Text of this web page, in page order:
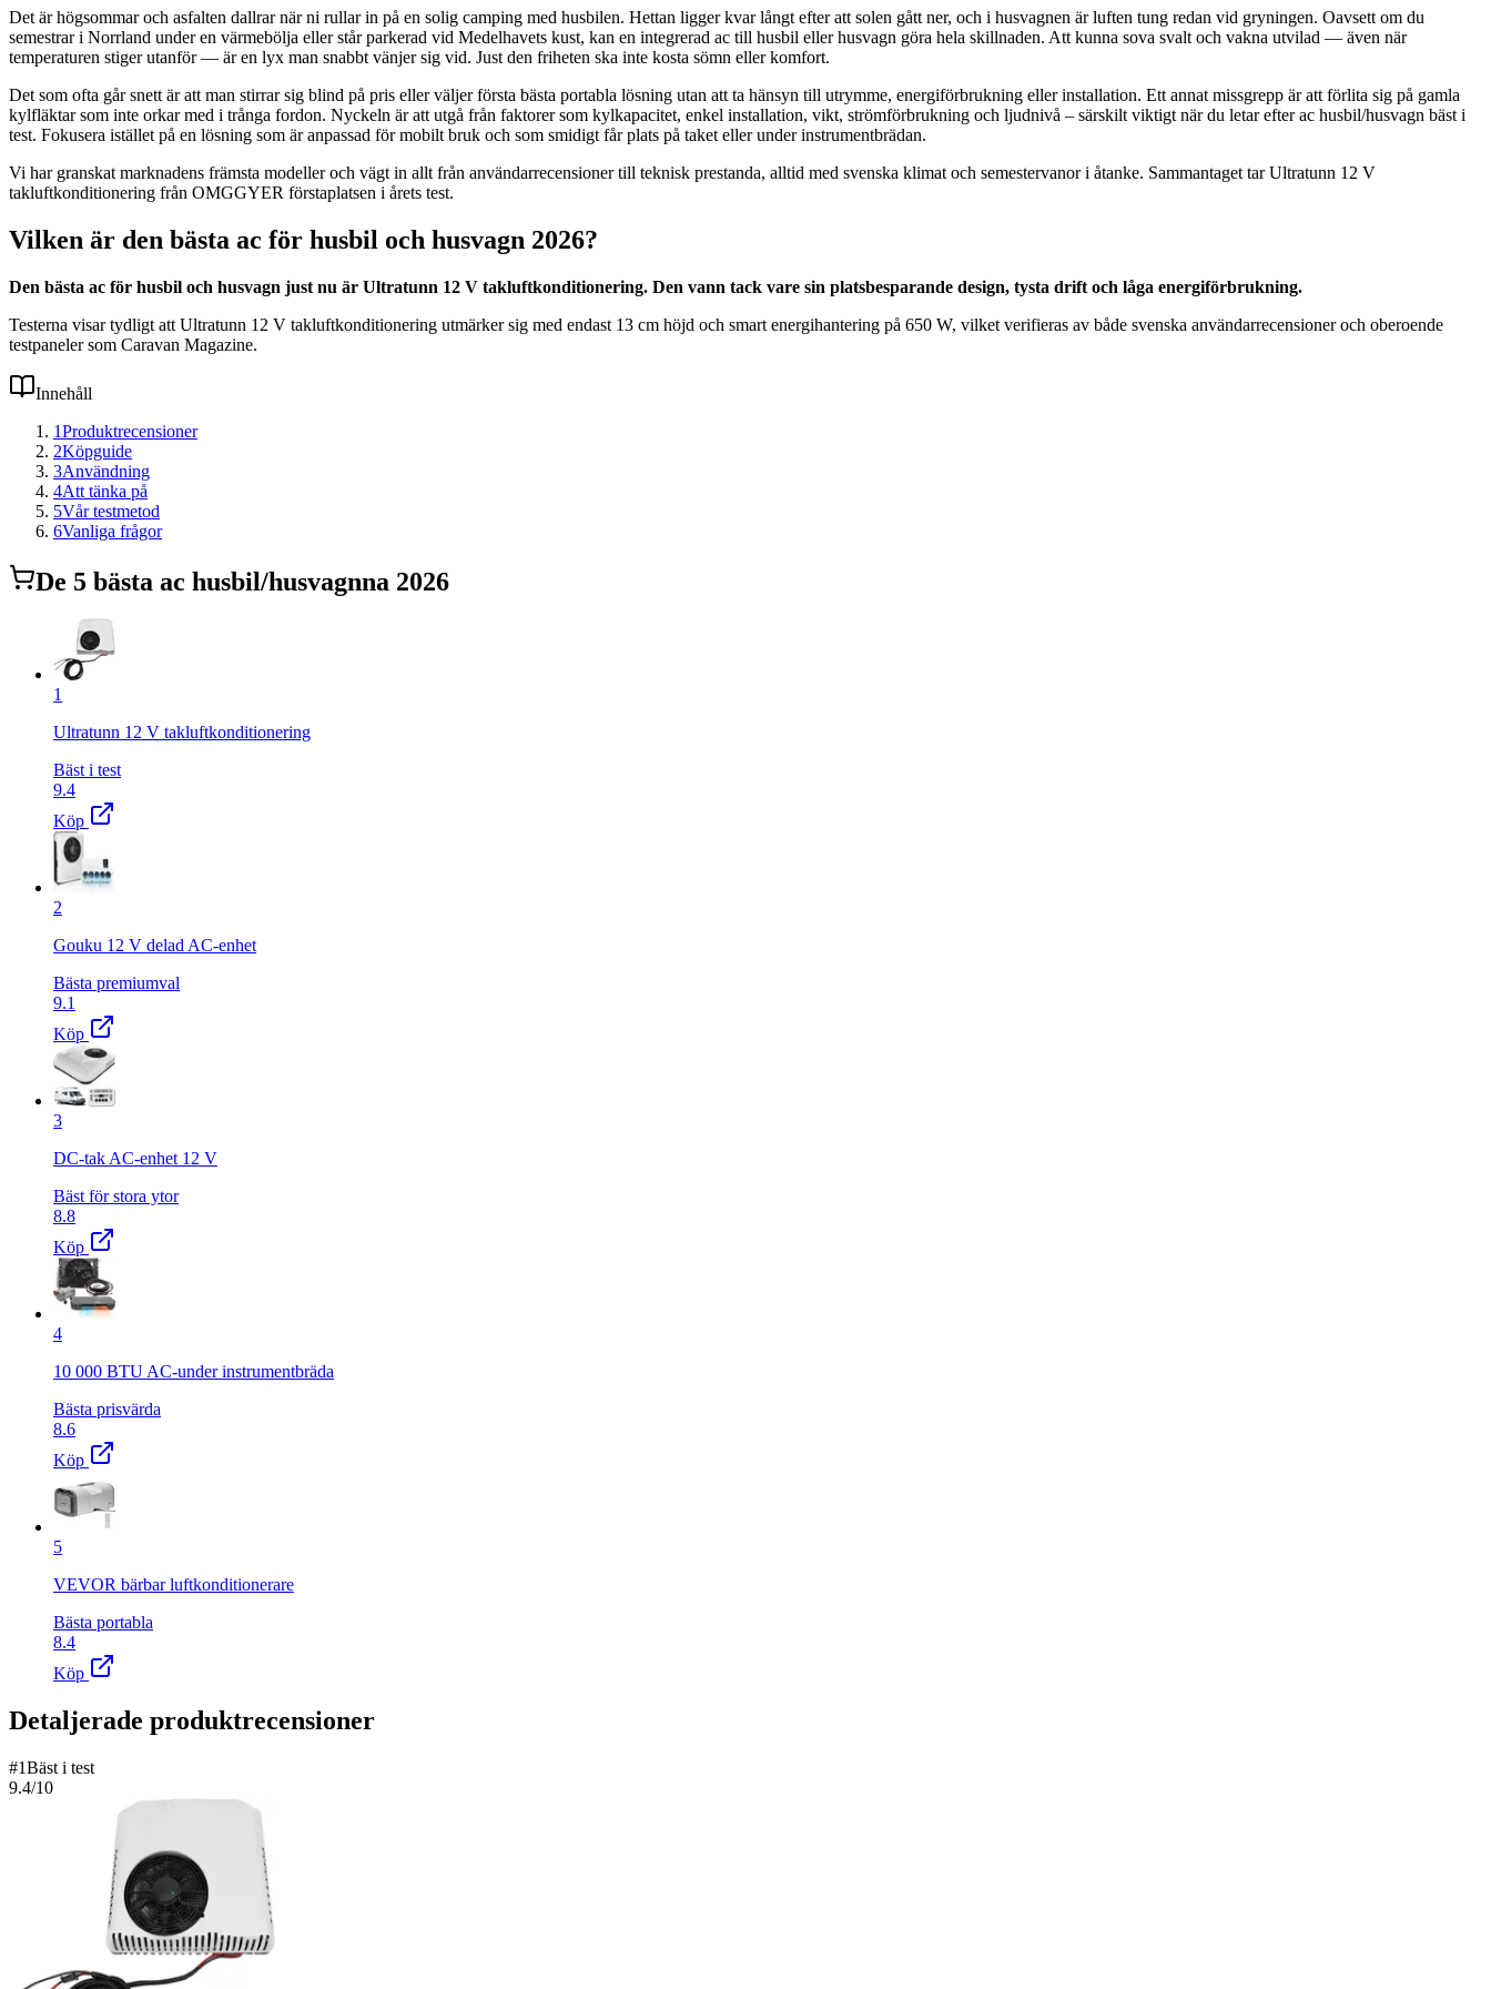
Det är högsommar och asfalten dallrar när ni rullar in på en solig camping med husbilen. Hettan ligger kvar långt efter att solen gått ner, och i husvagnen är luften tung redan vid gryningen. Oavsett om du
semestrar i Norrland under en värmebölja eller står parkerad vid Medelhavets kust, kan en integrerad ac till husbil eller husvagn göra hela skillnaden. Att kunna sova svalt och vakna utvilad — även när
temperaturen stiger utanför — är en lyx man snabbt vänjer sig vid. Just den friheten ska inte kosta sömn eller komfort.
Det som ofta går snett är att man stirrar sig blind på pris eller väljer första bästa portabla lösning utan att ta hänsyn till utrymme, energiförbrukning eller installation. Ett annat missgrepp är att förlita sig på gamla
kylfläktar som inte orkar med i trånga fordon. Nyckeln är att utgå från faktorer som kylkapacitet, enkel installation, vikt, strömförbrukning och ljudnivå – särskilt viktigt när du letar efter ac husbil/husvagn bäst i
test. Fokusera istället på en lösning som är anpassad för mobilt bruk och som smidigt får plats på taket eller under instrumentbrädan.
Vi har granskat marknadens främsta modeller och vägt in allt från användarrecensioner till teknisk prestanda, alltid med svenska klimat och semestervanor i åtanke. Sammantaget tar Ultratunn 12 V
takluftkonditionering från OMGGYER förstaplatsen i årets test.
Vilken är den bästa ac för husbil och husvagn 2026?
Den bästa ac för husbil och husvagn just nu är Ultratunn 12 V takluftkonditionering. Den vann tack vare sin platsbesparande design, tysta drift och låga energiförbrukning.
Testerna visar tydligt att Ultratunn 12 V takluftkonditionering utmärker sig med endast 13 cm höjd och smart energihantering på 650 W, vilket verifieras av både svenska användarrecensioner och oberoende
testpaneler som Caravan Magazine.
Innehåll
1Produktrecensioner
2Köpguide
3Användning
4Att tänka på
5Vår testmetod
6Vanliga frågor
De 5 bästa ac husbil/husvagnna 2026
1
Ultratunn 12 V takluftkonditionering
Bäst i test
9.4
Köp
2
Gouku 12 V delad AC-enhet
Bästa premiumval
9.1
Köp
3
DC-tak AC-enhet 12 V
Bäst för stora ytor
8.8
Köp
4
10 000 BTU AC-under instrumentbräda
Bästa prisvärda
8.6
Köp
5
VEVOR bärbar luftkonditionerare
Bästa portabla
8.4
Köp
Detaljerade produktrecensioner
#1Bäst i test
9.4/10